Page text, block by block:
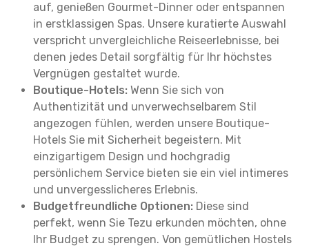
auf, genießen Gourmet-Dinner oder entspannen
in erstklassigen Spas. Unsere kuratierte Auswahl
verspricht unvergleichliche Reiseerlebnisse, bei
denen jedes Detail sorgfältig für Ihr höchstes
Vergnügen gestaltet wurde.
Boutique-Hotels: Wenn Sie sich von
Authentizität und unverwechselbarem Stil
angezogen fühlen, werden unsere Boutique-
Hotels Sie mit Sicherheit begeistern. Mit
einzigartigem Design und hochgradig
persönlichem Service bieten sie ein viel intimeres
und unvergesslicheres Erlebnis.
Budgetfreundliche Optionen: Diese sind
perfekt, wenn Sie Tezu erkunden möchten, ohne
Ihr Budget zu sprengen. Von gemütlichen Hostels